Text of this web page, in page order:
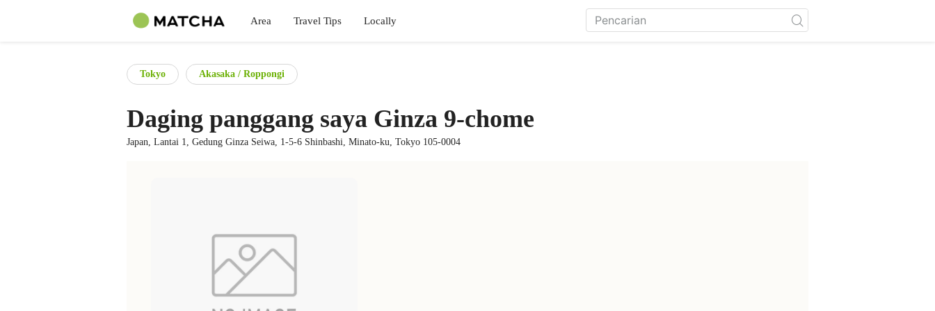
Area Travel Tips Locally
Tokyo Akasaka / Roppongi
Daging panggang saya Ginza 9-chome
Japan, Lantai 1, Gedung Ginza Seiwa, 1-5-6 Shinbashi, Minato-ku, Tokyo 105-0004